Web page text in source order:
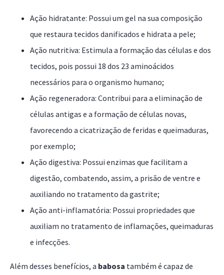
Ação hidratante: Possui um gel na sua composição
que restaura tecidos danificados e hidrata a pele;
Ação nutritiva: Estimula a formação das células e dos
tecidos, pois possui 18 dos 23 aminoácidos
necessários para o organismo humano;
Ação regeneradora: Contribui para a eliminação de
células antigas e a formação de células novas,
favorecendo a cicatrização de feridas e queimaduras,
por exemplo;
Ação digestiva: Possui enzimas que facilitam a
digestão, combatendo, assim, a prisão de ventre e
auxiliando no tratamento da gastrite;
Ação anti-inflamatória: Possui propriedades que
auxiliam no tratamento de inflamações, queimaduras
e infecções.
Além desses benefícios, a babosa também é capaz de